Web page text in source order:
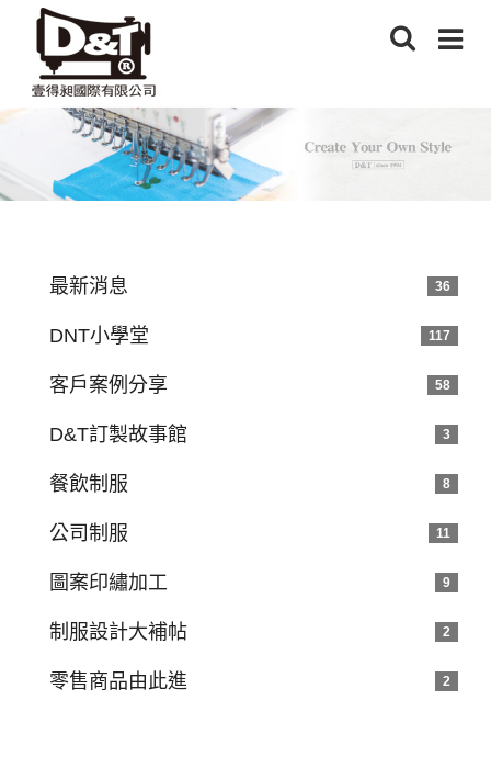
最新消息 36
DNT小學堂 117
客戶案例分享 58
D&T訂製故事館 3
餐飲制服 8
公司制服 11
圖案印繡加工 9
制服設計大補帖 2
零售商品由此進 2